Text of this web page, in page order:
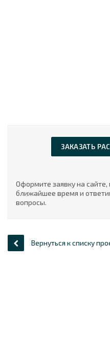
ЗАКАЗАТЬ
Оформите заявку на
ближайшее время и
вопросы.
Вернуться к списку